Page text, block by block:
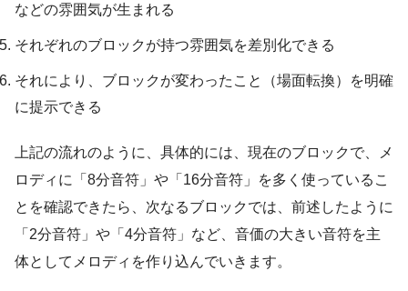
などの雰囲気が生まれる
それぞれのブロックが持つ雰囲気を差別化できる
それにより、ブロックが変わったこと（場面転換）を明確
に提示できる
上記の流れのように、具体的には、現在のブロックで、メ
ロディに「8分音符」や「16分音符」を多く使っているこ
とを確認できたら、次なるブロックでは、前述したように
「2分音符」や「4分音符」など、音価の大きい音符を主
体としてメロディを作り込んでいきます。